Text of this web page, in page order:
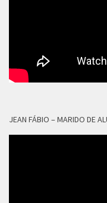
JEAN FÁBIO – MARIDO DE